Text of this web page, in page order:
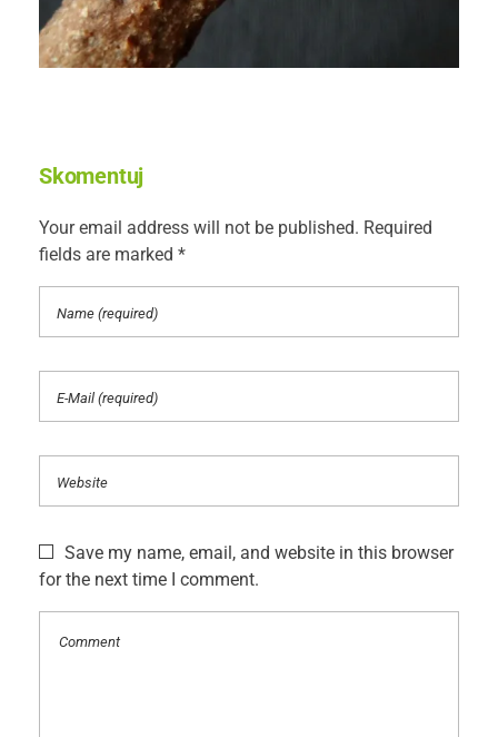
Skomentuj
Your email address will not be published. Required
fields are marked *
Save my name, email, and website in this browser
for the next time I comment.